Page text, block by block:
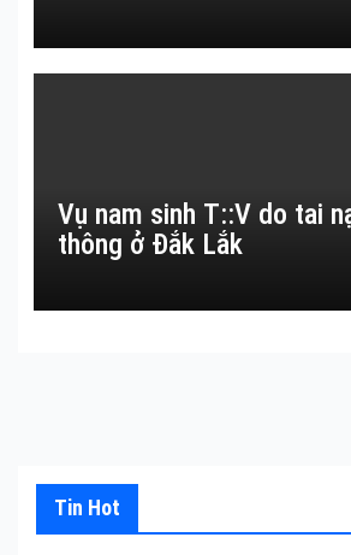
Vụ nam sinh T::V do tai
thông ở Đắk Lắk
Tin Hot